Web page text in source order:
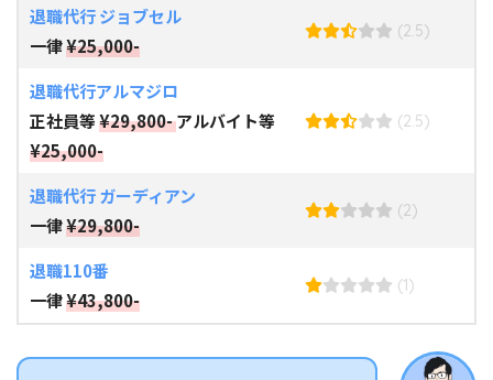
退職代行 ジョブセル
一律¥25,000-
(2.5)
退職代行アルマジロ
正社員等¥29,800-アルバイト等
¥25,000-
(2.5)
退職代行 ガーディアン
一律¥29,800-
(2)
退職110番
一律¥43,800-
(1)